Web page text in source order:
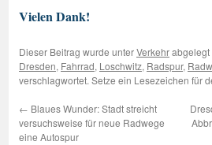
Vielen Dank!
Dieser Beitrag wurde unterVerkehrabgelegt
Dresden, Fahrrad, Loschwitz, Radspur,
verschlagwortet. Setze ein Lesezeichen für
← Blaues Wunder: Stadt streicht
versuchsweise für neue Radwege
eine Autospur